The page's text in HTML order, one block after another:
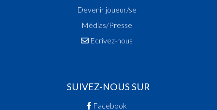
Devenir joueur/se
Médias/Presse
Ecrivez-nous
SUIVEZ-NOUS SUR
Facebook